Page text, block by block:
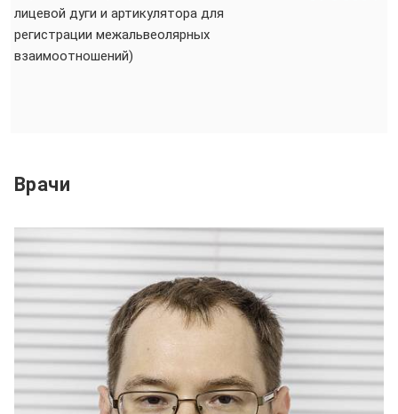
лицевой дуги и артикулятора для
регистрации межальвеолярных
взаимоотношений)
Врачи